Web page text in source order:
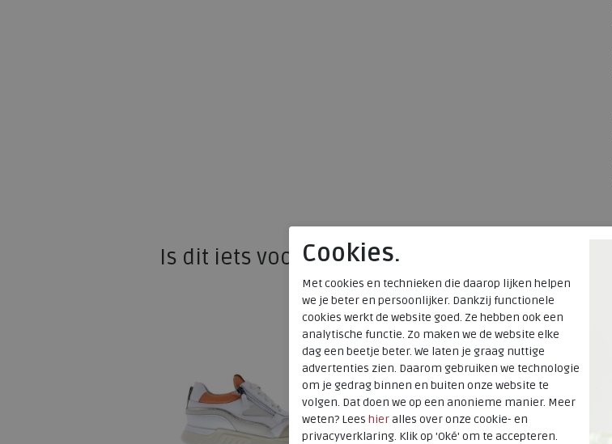
Is dit iets voor u?Cookies.
Met cookies en technieken die daarop lijken helpen
we je beter en persoonlijker. Dankzij functionele
cookies werkt de website goed. Ze hebben ook een
analytische functie. Zo maken we de website elke
dag een beetje beter. We laten je graag nuttige
advertenties zien. Daarom gebruiken we technologie
om je gedrag binnen en buiten onze website te
volgen. Dat doen we op een anonieme manier. Meer
weten? Lees hieralles over onze cookie- en
privacyverklaring. Klik op 'Oké' om te accepteren.